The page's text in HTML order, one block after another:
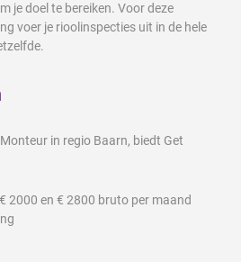
je doel te bereiken. Voor deze
voer je rioolinspecties uit in de hele
in regio Baarn, biedt Get
2000 en € 2800 bruto per maand